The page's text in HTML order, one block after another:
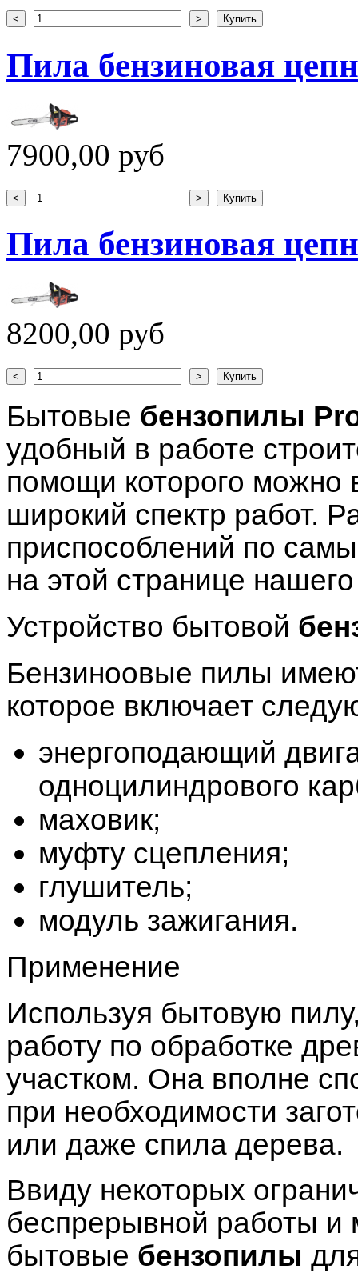
Пила бензиновая
7900,00 руб
Пила бензиновая
8200,00 руб
Бытовые бензопилы
удобный в работе
помощи которого можно
широкий спектр работ.
приспособлений по
на этой странице
Устройство бытовой
Бензиноовые пилы
которое включает
энергоподающий
одноцилиндрового
маховик;
муфту сцепления;
глушитель;
модуль зажигания.
Применение
Используя бытовую
работу по обработке
участком. Она вполне
при необходимости
или даже спила дерева.
Ввиду некоторых
беспрерывной работы
бытовые бензопилы